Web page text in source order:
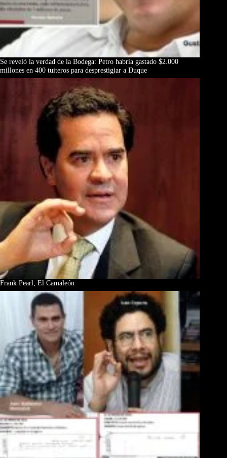
Se reveló la verdad de la Bodega: Petro habría gastado $2.000
millones en 400 tuiteros para desprestigiar a Duque
Frank Pearl, El Camaleón